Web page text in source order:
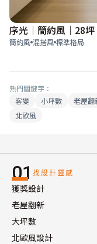
序光｜簡約風｜28坪
簡約風 混搭風 標準格局
熱門關鍵字：
客變
小坪數 老屋翻
北歐風
01 找設計靈感
獲獎設計
老屋翻新
大坪數
北歐風設計